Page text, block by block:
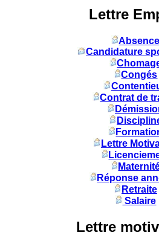
Lettre
Absence
Candidature
Congés
Contrat de
Lettre
Réponse
Retraite
Salaire
Lettre